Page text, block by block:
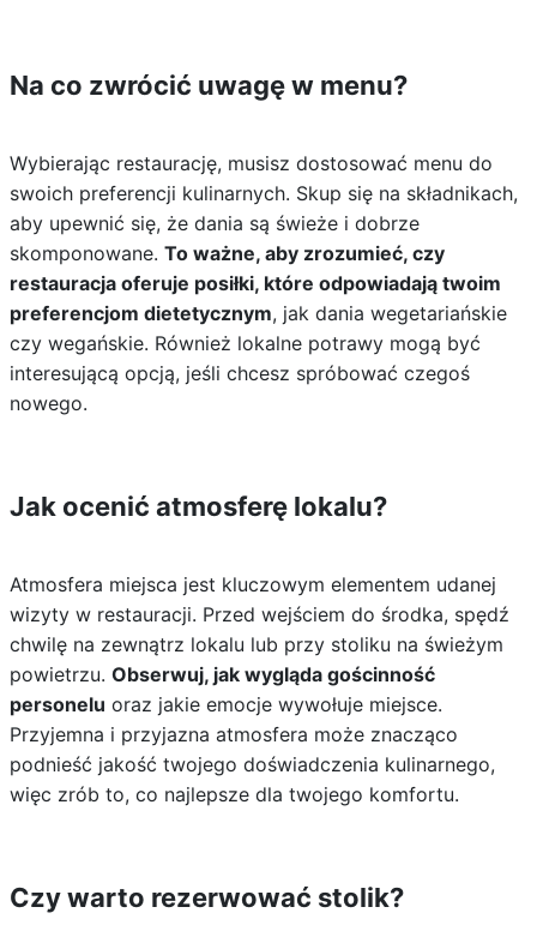
Na co zwrócić uwagę w menu?
Wybierając restaurację, musisz dostosować menu do
swoich preferencji kulinarnych. Skup się na składnikach,
aby upewnić się, że dania są świeże i dobrze
skomponowane. To ważne, aby zrozumieć, czy
restauracja oferuje posiłki, które odpowiadają twoim
preferencjom dietetycznym, jak dania wegetariańskie
czy wegańskie. Również lokalne potrawy mogą być
interesującą opcją, jeśli chcesz spróbować czegoś
nowego.
Jak ocenić atmosferę lokalu?
Atmosfera miejsca jest kluczowym elementem udanej
wizyty w restauracji. Przed wejściem do środka, spędź
chwilę na zewnątrz lokalu lub przy stoliku na świeżym
powietrzu. Obserwuj, jak wygląda gościnność
personelu oraz jakie emocje wywołuje miejsce.
Przyjemna i przyjazna atmosfera może znacząco
podnieść jakość twojego doświadczenia kulinarnego,
więc zrób to, co najlepsze dla twojego komfortu.
Czy warto rezerwować stolik?